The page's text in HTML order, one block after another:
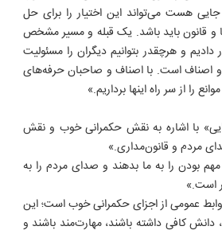
هست می‌تواند این اختیار را برای حل
و قانون باید باشد. یک قبله و مسیر مشخص
و هرچقدر بتوانیم دیگران را مسئولیت
اصناف است. با اصناف و صاحبان حرفه‌های
از سر راه اینها برداریم.»
با اشاره به نقش حکمرانی خوب و نقش
مردم و قانون‌مداری.»
بودن را به ما بدهند و صدای مردم را به
است.»
عمومی از اجزای حکمرانی خوب است؛ این
دانش کافی داشته باشند، مهارت‌مند باشند و